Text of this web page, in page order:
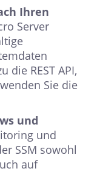
Ihren
Server
die REST API,
Sie die
und
und
SSM sowohl
auf